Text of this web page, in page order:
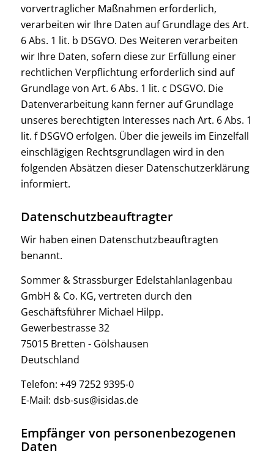
vorvertraglicher Maßnahmen erforderlich,
verarbeiten wir Ihre Daten auf Grundlage des Art.
6 Abs. 1 lit. b DSGVO. Des Weiteren verarbeiten
wir Ihre Daten, sofern diese zur Erfüllung einer
rechtlichen Verpflichtung erforderlich sind auf
Grundlage von Art. 6 Abs. 1 lit. c DSGVO. Die
Datenverarbeitung kann ferner auf Grundlage
unseres berechtigten Interesses nach Art. 6 Abs. 1
lit. f DSGVO erfolgen. Über die jeweils im Einzelfall
einschlägigen Rechtsgrundlagen wird in den
folgenden Absätzen dieser Datenschutzerklärung
informiert.
Datenschutz­beauftragter
Wir haben einen Datenschutzbeauftragten
benannt.
Sommer & Strassburger Edelstahlanlagenbau
GmbH & Co. KG, vertreten durch den
Geschäftsführer Michael Hilpp.
Gewerbestrasse 32
75015 Bretten - Gölshausen
Deutschland
Telefon: +49 7252 9395-0
E-Mail: dsb-sus@isidas.de
Empfänger von personenbezogenen
Daten